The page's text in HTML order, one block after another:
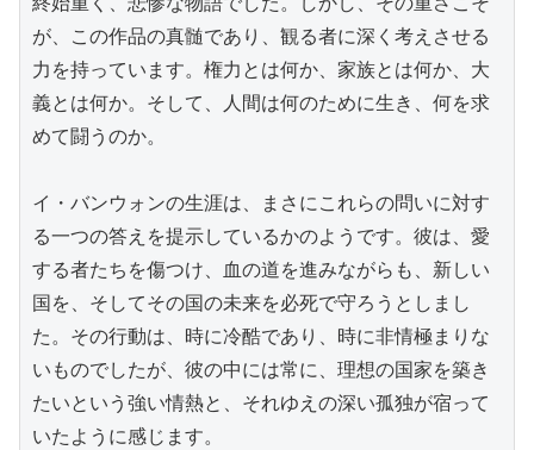
が、この作品の真髄であり、観る者に深く考えさせる
力を持っています。権力とは何か、家族とは何か、大
義とは何か。そして、人間は何のために生き、何を求
めて闘うのか。
イ・バンウォンの生涯は、まさにこれらの問いに対す
る一つの答えを提示しているかのようです。彼は、愛
する者たちを傷つけ、血の道を進みながらも、新しい
国を、そしてその国の未来を必死で守ろうとしまし
た。その行動は、時に冷酷であり、時に非情極まりな
いものでしたが、彼の中には常に、理想の国家を築き
たいという強い情熱と、それゆえの深い孤独が宿って
いたように感じます。